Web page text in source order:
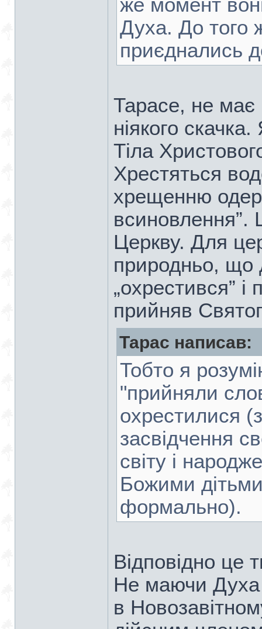
же момент
Духа. До того
приєднались
Тарасе, не має
ніякого
Тіла
Хрестяться
хрещенню
всиновлення”.
Церкву. Для
природньо, що
„охрестився”
прийняв
Тарас написав:
Тобто я
"прийняли
охрестилися
засвідчення
світу і
Божими
формально).
Відповідно це
Не маючи
в